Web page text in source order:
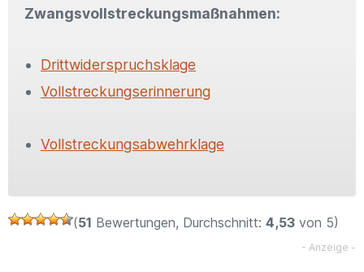
Zwangsvollstreckungsmaßnahmen:
Drittwiderspruchsklage
Vollstreckungserinnerung
Vollstreckungsabwehrklage
(51 Bewertungen, Durchschnitt: 4,53 von 5)